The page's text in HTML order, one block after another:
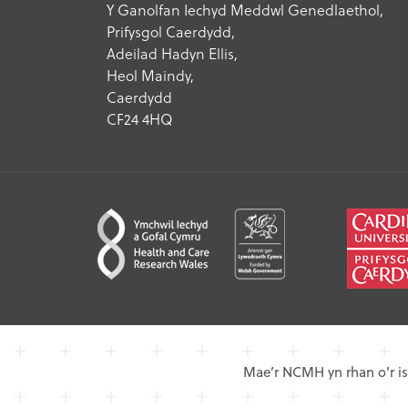
Y Ganolfan Iechyd Meddwl Genedlaethol,
Prifysgol Caerdydd,
Adeilad Hadyn Ellis,
Heol Maindy,
Caerdydd
CF24 4HQ
Mae’r NCMH yn rhan